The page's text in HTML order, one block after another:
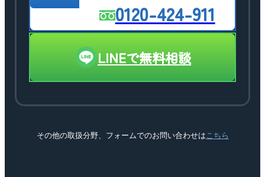
0120-424-911
LINEで無料相談
その他の取扱分野、フォームでのお問い合わせは こちら